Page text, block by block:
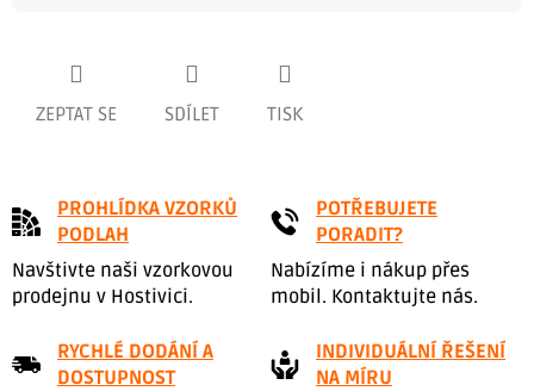
TISK
ZEPTAT SE SDÍLET
PROHLÍDKA VZORKŮ
PODLAH
Navštivte naši vzorkovou
prodejnu v Hostivici.
POTŘEBUJETE
PORADIT?
Nabízíme i nákup přes
mobil. Kontaktujte nás.
RYCHLÉ DODÁNÍ A
DOSTUPNOST
INDIVIDUÁLNÍ ŘEŠENÍ
NA MÍRU